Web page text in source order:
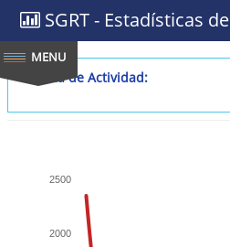
SGRT - Estadísticas
Rama de Actividad:
2000
2500